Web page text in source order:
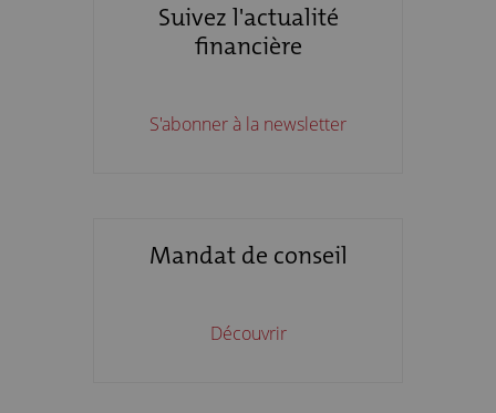
Suivez l'actualité
financière
S'abonner à la newsletter
Mandat de conseil
Découvrir